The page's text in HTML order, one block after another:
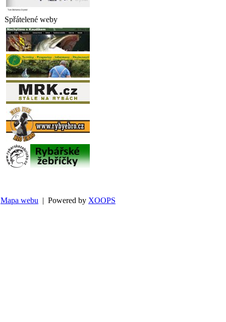
Spřátelené weby
Mapa webu | Powered by XOOPS